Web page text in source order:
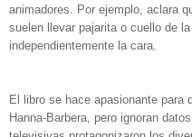
animadores. Por ejemplo, aclara
suelen llevar pajarita o cuello de
independientemente la cara.
El libro se hace apasionante para
Hanna-Barbera, pero ignoran